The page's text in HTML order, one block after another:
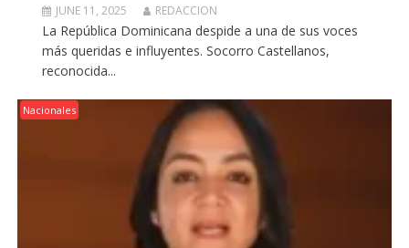
JUNE 11, 2025 REDACCION
La República Dominicana despide a una de sus voces
más queridas e influyentes. Socorro Castellanos,
reconocida...
Nacionales